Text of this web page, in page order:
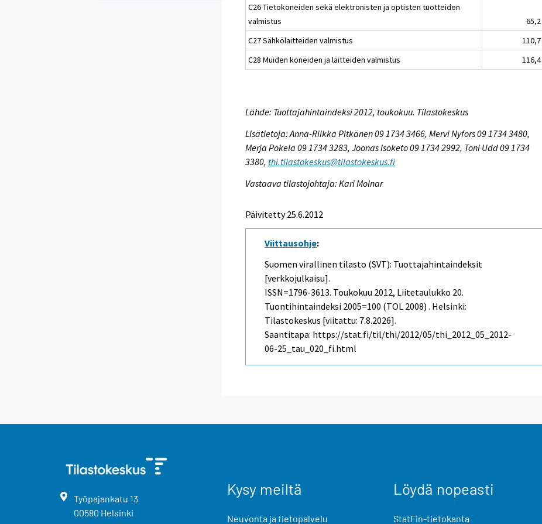
C26 Tietokoneiden sekä elektronisten ja optisten tuotteiden
valmistus
65,2
C27 Sähkölaitteiden valmistus
110,7
C28 Muiden koneiden ja laitteiden valmistus
116,4
Lähde: Tuottajahintaindeksi 2012, toukokuu. Tilastokeskus
Lisätietoja: Anna-Riikka Pitkänen 09 1734 3466, Mervi Nyfors 09 1734 3480,
Merja Pokela 09 1734 3283, Joonas Isoketo 09 1734 2992, Toni Udd 09 1734
3380, thi.tilastokeskus@tilastokeskus.fi
Vastaava tilastojohtaja: Kari Molnar
Päivitetty 25.6.2012
Viittausohje:
Suomen virallinen tilasto (SVT): Tuottajahintaindeksit
[verkkojulkaisu].
ISSN=1796-3613. Toukokuu 2012, Liitetaulukko 20.
Tuontihintaindeksi 2005=100 (TOL 2008) . Helsinki:
Tilastokeskus [viitattu: 7.8.2026].
Saantitapa: https://stat.fi/til/thi/2012/05/thi_2012_05_2012-
06-25_tau_020_fi.html
Työpajankatu 13
00580 Helsinki
Kysy meiltä
Neuvonta ja tietopalvelu
Löydä nopeasti
StatFin-tietokanta